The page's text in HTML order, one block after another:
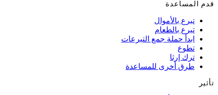
قدم المساعدة
تبرع بالأموال
تبرع بالطعام
ابدأ حملة جمع التبرعات
تطوع
ترك إرثا
طرق أخرى للمساعدة
تأثير